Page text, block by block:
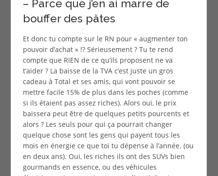
– Parce que j’en ai marre de
bouffer des pâtes
Et donc tu compte sur le RN pour « augmenter ton
pouvoir d’achat » !? Sérieusement ? Tu te rend
compte que RIEN de ce qu’ils proposent ne va
t’aider ? La baisse de la TVA c’est juste un gros
cadeau à Total et ses amis, qui vont pouvoir se
mettre facile 15% de plus dans les poches (comme
si ils étaient pas assez riches). Alors oui, le prix
baissera peut être de quelques petits pourcents et
alors ? Les seuls pour qui ça pourrait changer
quelque chose sont les gens qui payent tous les
mois en énergie ce que toi tu dépense à l’année. (ou
en deux ans). Oui, les riches ils ont des SUVs bien
gourmands en essence, ou des véhicules